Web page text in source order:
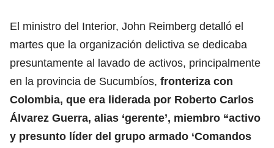
El ministro del Interior, John Reimberg detalló el
martes que la organización delictiva se dedicaba
presuntamente al lavado de activos, principalmente
en la provincia de Sucumbíos, fronteriza con
Colombia, que era liderada por Roberto Carlos
Álvarez Guerra, alias ‘gerente’, miembro “activo
y presunto líder del grupo armado ‘Comandos